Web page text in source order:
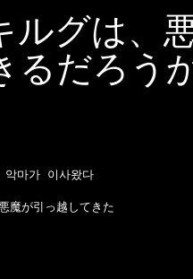
ルグは、
るだろう
마가 이사왔다
魔が引っ越してきた